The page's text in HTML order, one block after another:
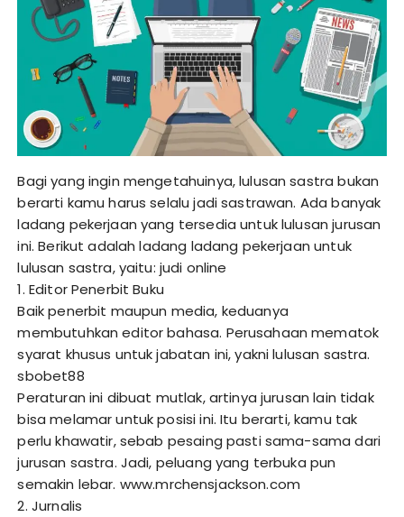
Bagi yang ingin mengetahuinya, lulusan sastra bukan
berarti kamu harus selalu jadi sastrawan. Ada banyak
ladang pekerjaan yang tersedia untuk lulusan jurusan
ini. Berikut adalah ladang ladang pekerjaan untuk
lulusan sastra, yaitu: judi online
1. Editor Penerbit Buku
Baik penerbit maupun media, keduanya
membutuhkan editor bahasa. Perusahaan mematok
syarat khusus untuk jabatan ini, yakni lulusan sastra.
sbobet88
Peraturan ini dibuat mutlak, artinya jurusan lain tidak
bisa melamar untuk posisi ini. Itu berarti, kamu tak
perlu khawatir, sebab pesaing pasti sama-sama dari
jurusan sastra. Jadi, peluang yang terbuka pun
semakin lebar. www.mrchensjackson.com
2. Jurnalis